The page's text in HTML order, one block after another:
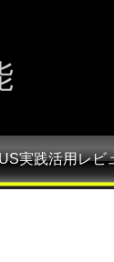
実践活用レビ